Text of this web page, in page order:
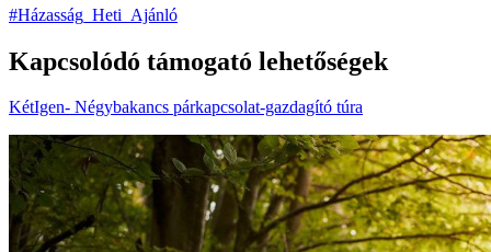
#Házasság_Heti_Ajánló
Kapcsolódó támogató lehetőségek
KétIgen- Négybakancs párkapcsolat-gazdagító túra